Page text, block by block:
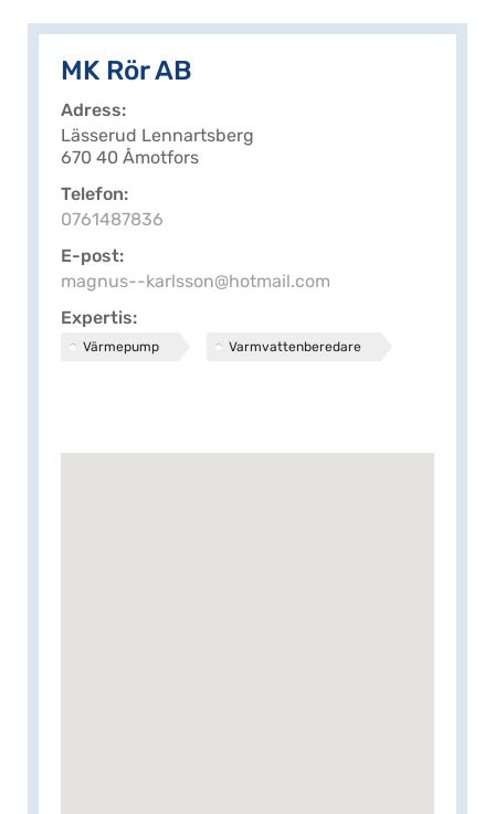
MK Rör AB
Adress
Lässerud Lennartsberg
670 40 Åmotfors
Telefon
0761487836
E-post
magnus--karlsson@hotmail.com
Expertis
Värmepump Varmvattenberedare